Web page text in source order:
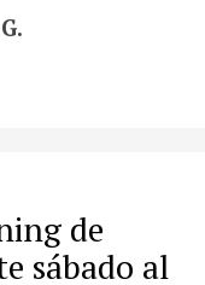
de
sábado al